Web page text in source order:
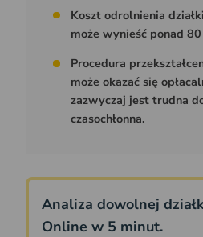
Koszt odrolnienia
może wynieść ponad 80
Procedura
może okazać się
zazwyczaj jest trudna
czasochłonna.
Analiza dowolnej
Online w 5 minut.